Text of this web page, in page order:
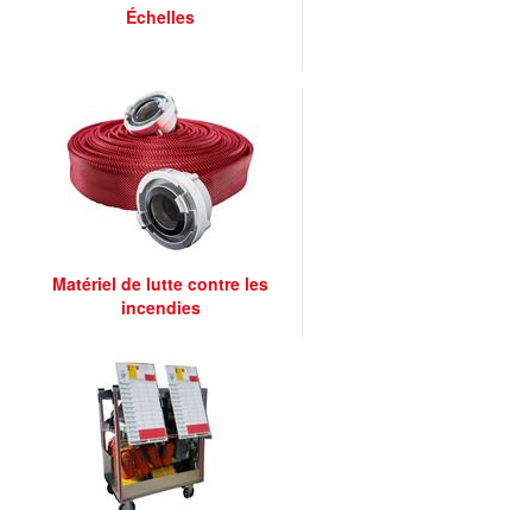
Échelles
Matériel de lutte contre les
incendies